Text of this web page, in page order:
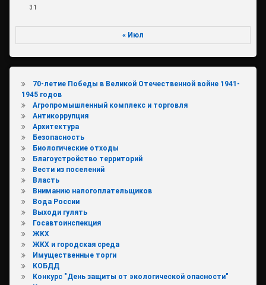
31
« Июл
70-летие Победы в Великой Отечественной войне 1941-
1945 годов
Агропромышленный комплекс и торговля
Антикоррупция
Архитектура
Безопасность
Биологические отходы
Благоустройство территорий
Вести из поселений
Власть
Вниманию налогоплательщиков
Вода России
Выходи гулять
Госавтоинспекция
ЖКХ
ЖКХ и городская среда
Имущественные торги
КОБДД
Конкурс "День защиты от экологической опасности"